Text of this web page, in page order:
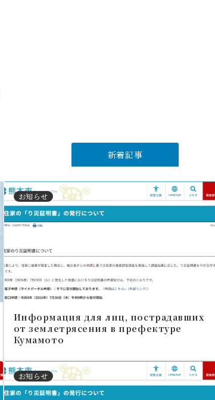
新着記事
お知らせ
Информация для лиц, пострадавших
от землетрясения в префектуре
Кумамото
お知らせ